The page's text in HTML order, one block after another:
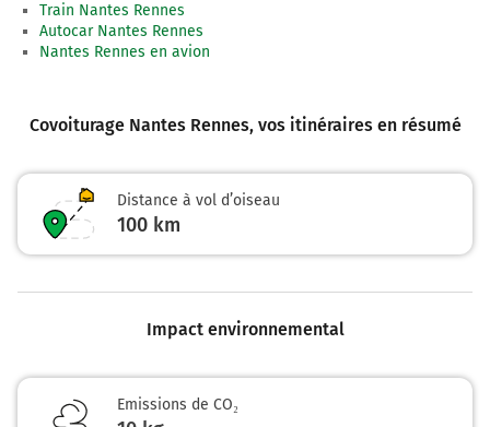
Train Nantes Rennes
Autocar Nantes Rennes
Nantes Rennes en avion
Covoiturage Nantes Rennes, vos itinéraires en résumé
Distance à vol d’oiseau
100 km
Impact environnemental
Emissions de CO₂